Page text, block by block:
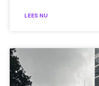
LEES NU